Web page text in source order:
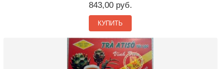
843,00 руб.
КУПИТЬ